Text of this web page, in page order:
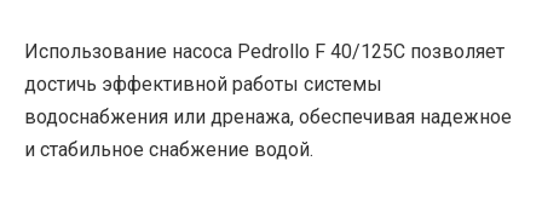
Использование насоса Pedrollo F 40/125C позволяет
достичь эффективной работы системы
водоснабжения или дренажа, обеспечивая надежное
и стабильное снабжение водой.